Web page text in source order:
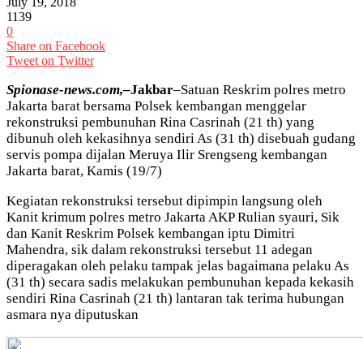
1139
0
Share on Facebook
Tweet on Twitter
Spionase-news.com,–Jakbar–Satuan Reskrim polres metro
Jakarta barat bersama Polsek kembangan menggelar
rekonstruksi pembunuhan Rina Casrinah (21 th) yang
dibunuh oleh kekasihnya sendiri As (31 th) disebuah gudang
servis pompa dijalan Meruya Ilir Srengseng kembangan
Jakarta barat, Kamis (19/7)
Kegiatan rekonstruksi tersebut dipimpin langsung oleh
Kanit krimum polres metro Jakarta AKP Rulian syauri, Sik
dan Kanit Reskrim Polsek kembangan iptu Dimitri
Mahendra, sik dalam rekonstruksi tersebut 11 adegan
diperagakan oleh pelaku tampak jelas bagaimana pelaku As
(31 th) secara sadis melakukan pembunuhan kepada kekasih
sendiri Rina Casrinah (21 th) lantaran tak terima hubungan
asmara nya diputuskan